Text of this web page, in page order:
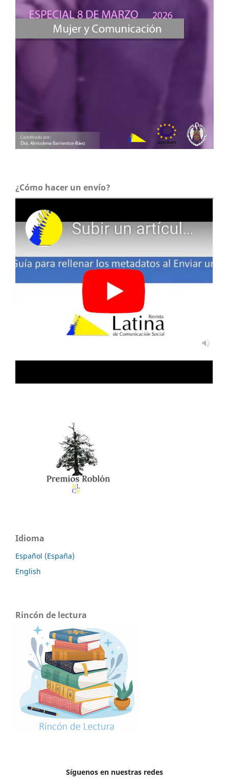
¿Cómo hacer un envío?
Idioma
Español (España)
English
Rincón de lectura
Síguenos en nuestras redes